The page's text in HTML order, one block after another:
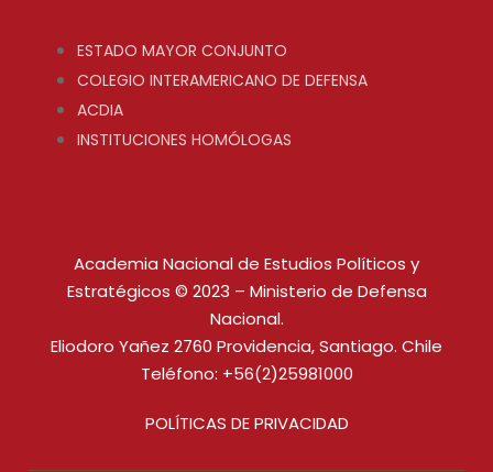
ESTADO MAYOR CONJUNTO
COLEGIO INTERAMERICANO DE DEFENSA
ACDIA
INSTITUCIONES HOMÓLOGAS
Academia Nacional de Estudios Políticos y
Estratégicos © 2023 – Ministerio de Defensa
Nacional.
Eliodoro Yañez 2760 Providencia, Santiago. Chile
Teléfono: +56(2)25981000
POLÍTICAS DE PRIVACIDAD